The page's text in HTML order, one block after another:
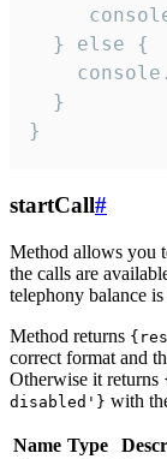
  } else {
  }
}
startCall#
Method allows you
the calls are
telephony balance
Method returns
correct format and
Otherwise it returns
disabled'} with
Name Type